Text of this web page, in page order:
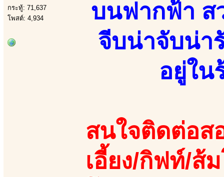
กระทู้: 71,637
โพสต์: 4,934
บนฟากฟ้า ส
จีบน่าจับน่า
อยู่ใน
สนใจติดต่อส
เอี้ยง/กิฟท์/ส้